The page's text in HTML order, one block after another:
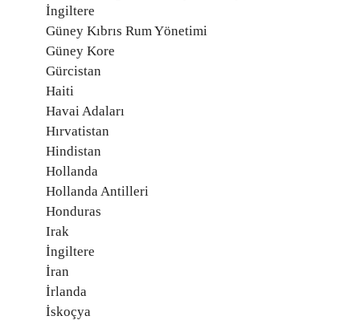
İngiltere
Güney Kıbrıs Rum Yönetimi
Güney Kore
Gürcistan
Haiti
Havai Adaları
Hırvatistan
Hindistan
Hollanda
Hollanda Antilleri
Honduras
Irak
İngiltere
İran
İrlanda
İskoçya